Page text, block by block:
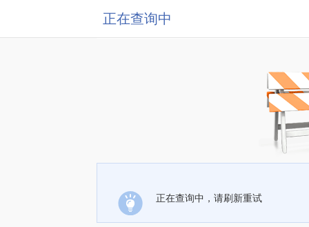
正在查询中
正在查询中，请刷新重试